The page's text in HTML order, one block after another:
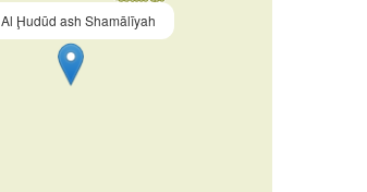
Al Ḩudūd ash Shamālīyah